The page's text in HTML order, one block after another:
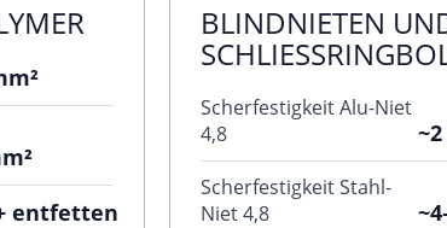
entfetten
BLINDNIETEN
Scherfestigkeit Alu-Niet
4,8
Scherfestigkeit Stahl-
Niet 4,8